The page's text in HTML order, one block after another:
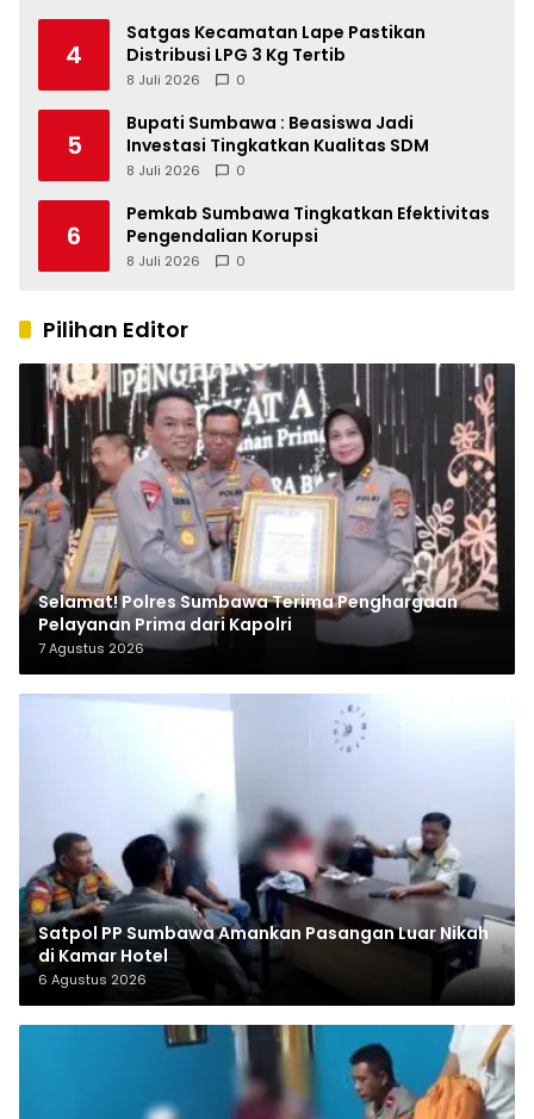
4
Satgas Kecamatan Lape Pastikan
Distribusi LPG 3 Kg Tertib
8 Juli 2026 0
5
Bupati Sumbawa : Beasiswa Jadi
Investasi Tingkatkan Kualitas SDM
8 Juli 2026 0
6
Pemkab Sumbawa Tingkatkan Efektivitas
Pengendalian Korupsi
8 Juli 2026 0
Pilihan Editor
Selamat! Polres Sumbawa Terima Penghargaan
Pelayanan Prima dari Kapolri
7 Agustus 2026
Satpol PP Sumbawa Amankan Pasangan Luar Nikah
di Kamar Hotel
6 Agustus 2026